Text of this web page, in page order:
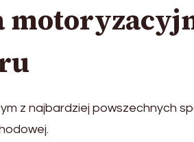
z najbardziej powszechnych